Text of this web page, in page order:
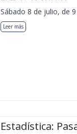
Sábado 8 de julio, de
Leer más
Estadística: